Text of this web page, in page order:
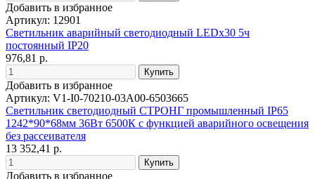
Добавить в избранное
Артикул: 12901
Светильник аварийный светодиодный LEDх30 5ч
постоянный IP20
976,81 р.
Добавить в избранное
Артикул: V1-I0-70210-03A00-6503665
Светильник светодиодный СТРОНГ промышленный IP65
1242*90*68мм 36Вт 6500К с функцией аварийного освещения
без рассеивателя
13 352,41 р.
Добавить в избранное